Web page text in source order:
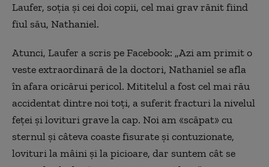
Laufer, soția și cei doi copii, cel mai grav rănit fiind
fiul său, Nathaniel.
Atunci, Laufer a scris pe Facebook: „Azi am primit o
veste extraordinară de la doctori, Nathaniel se afla
în afara oricărui pericol. Mititelul a fost cel mai rău
accidentat dintre noi toți, a suferit fracturi la nivelul
feței și lovituri grave la cap. Noi am «scăpat» cu
sternul și câteva coaste fisurate și contuzionate,
lovituri la mâini și la picioare, dar suntem cât se